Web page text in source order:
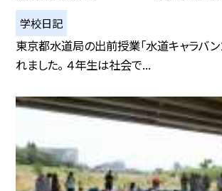
学校日記
東京都水道局の出前授業「水道キャラバン
れました。 ４年生は社会で...